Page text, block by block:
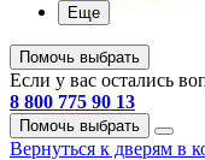
Еще
Помочь выбрать
Если у вас остались
8 800 775 90 13
Помочь выбрать
Вернуться к дверям в